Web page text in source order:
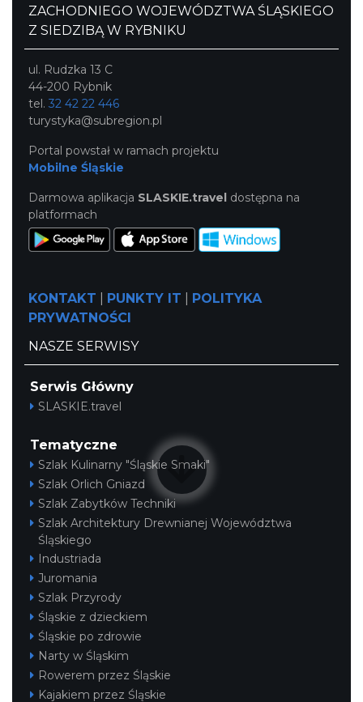
ZACHODNIEGO WOJEWÓDZTWA ŚLĄSKIEGO
Z SIEDZIBĄ W RYBNIKU
ul. Rudzka 13 C
44-200 Rybnik
tel. 32 42 22 446
turystyka@subregion.pl
Portal powstał w ramach projektu
Mobilne Śląskie
Darmowa aplikacja SLASKIE.travel dostępna na
platformach
KONTAKT PUNKTY IT
POLITYKA
PRYWATNOŚCI
NASZE SERWISY
Serwis Główny
SLASKIE.travel
Tematyczne
Szlak Kulinarny "Śląskie Smaki"
Szlak Orlich Gniazd
Szlak Zabytków Techniki
Szlak Architektury Drewnianej Województwa
Śląskiego
Industriada
Juromania
Szlak Przyrody
Śląskie z dzieckiem
Śląskie po zdrowie
Narty w Śląskim
Rowerem przez Śląskie
Kajakiem przez Śląskie